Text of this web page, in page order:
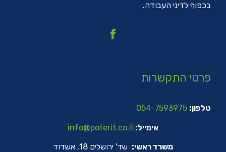
בכפוף לדיני העבודה.
פרטי התקשרות
טלפון: 054-7593975
אימייל: info@poterit.co.il
משרד ראשי: שד' ירושלים 18, אשדוד